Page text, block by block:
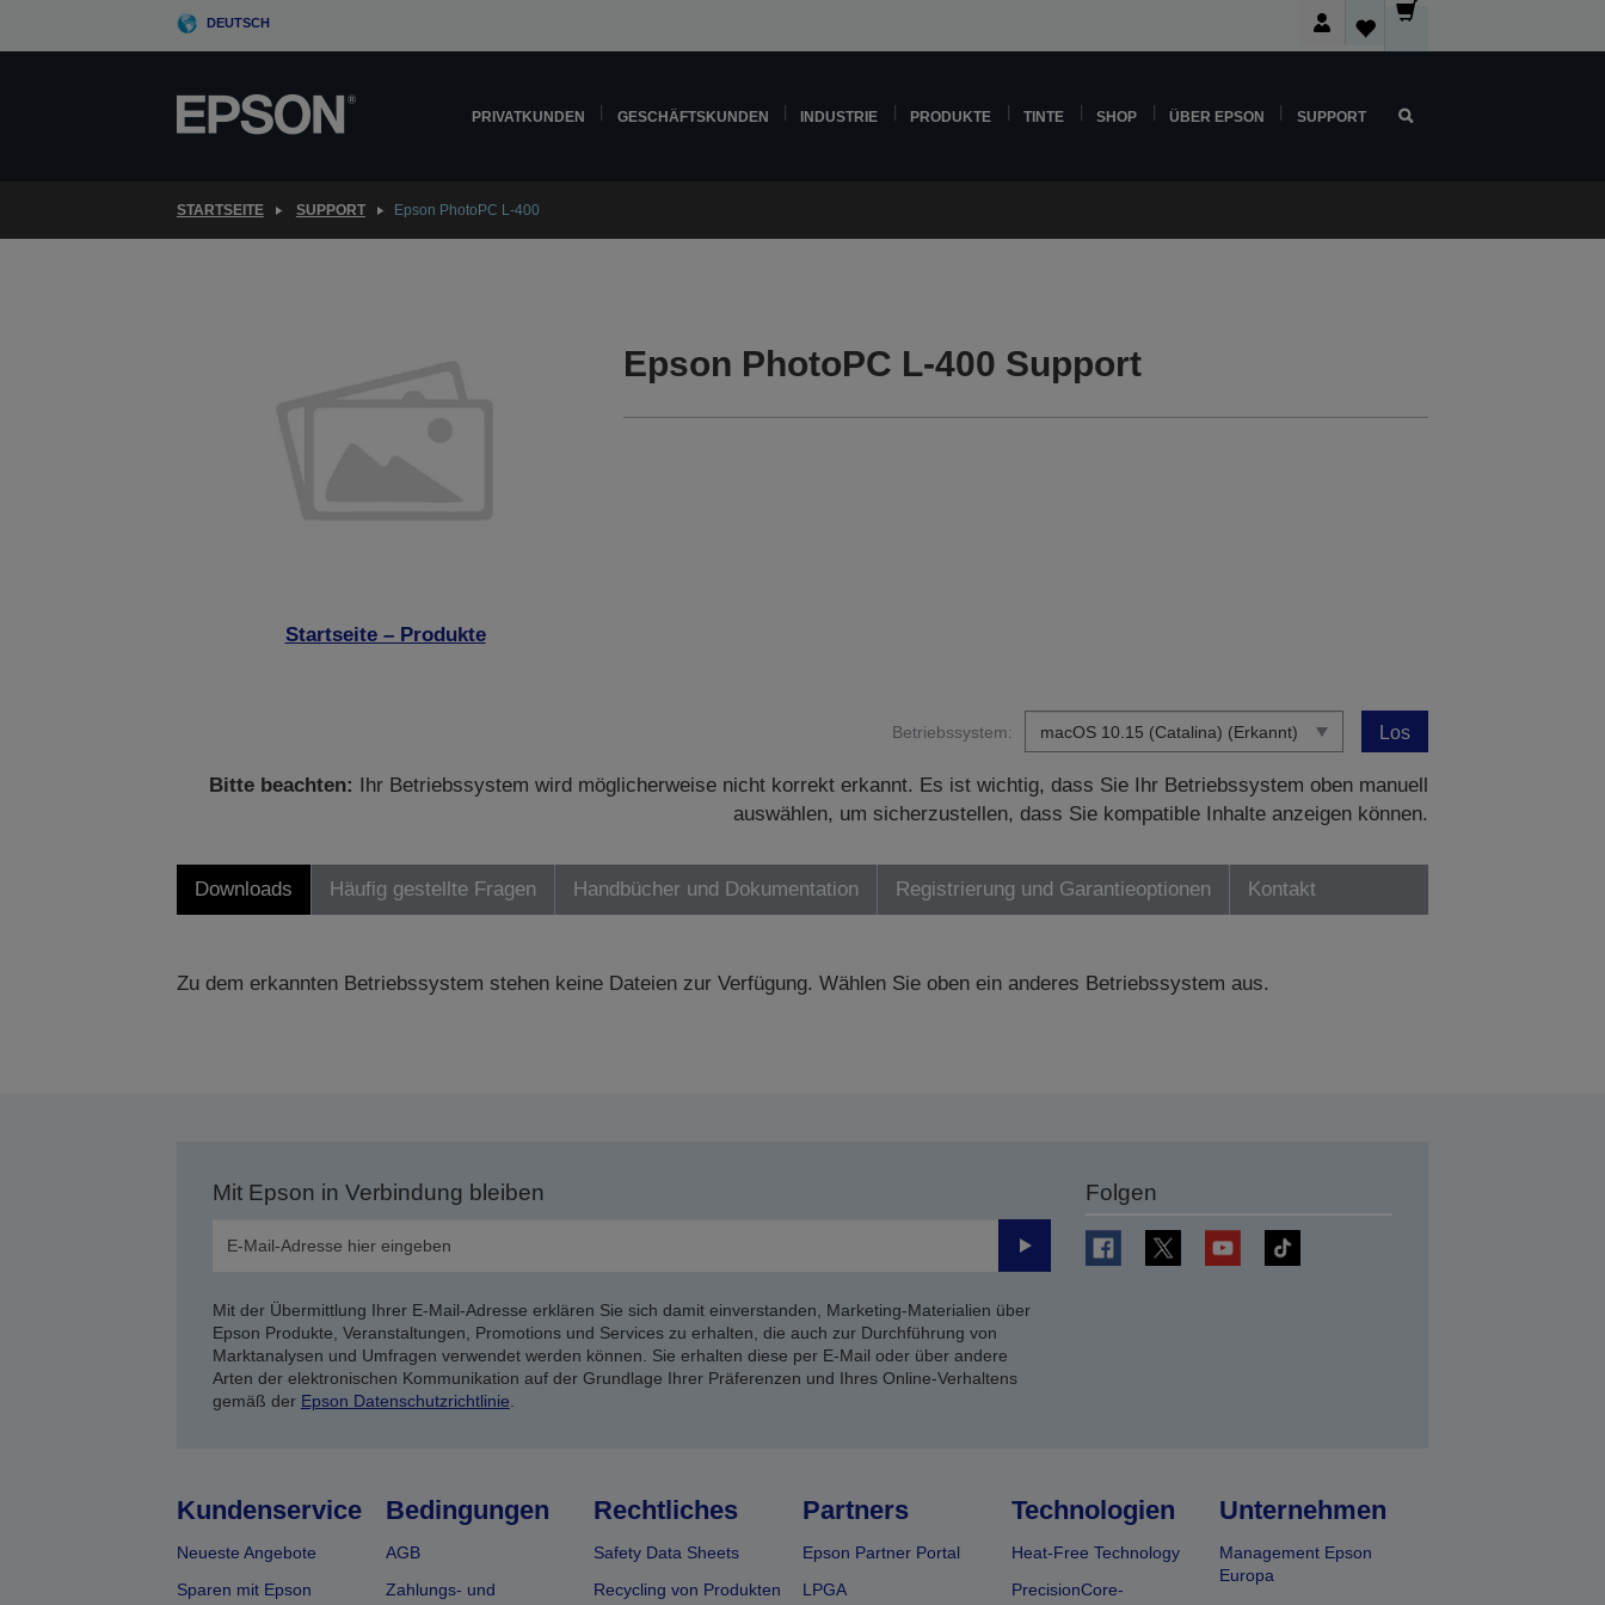
DEUTSCH
PRIVATKUNDEN GESCHÄFTSKUNDEN INDUSTRIE PRODUKTE TINTE SHOP ÜBER EPSON SUPPORT
STARTSEITE SUPPORT Epson PhotoPC L-400
Startseite – Produkte
Epson PhotoPC L-400 Support
Betriebssystem: Los
Bitte beachten:
Ihr Betriebssystem wird möglicherweise nicht korrekt erkannt. Es ist wichtig, dass Sie Ihr Betriebssystem oben manuell
auswählen, um sicherzustellen, dass Sie kompatible Inhalte anzeigen können.
Downloads Häufig gestellte Fragen Handbücher und Dokumentation Registrierung und Garantieoptionen Kontakt
Zu dem erkannten Betriebssystem stehen keine Dateien zur Verfügung. Wählen Sie oben ein anderes Betriebssystem aus.
Mit Epson in Verbindung bleiben
Senden
Mit der Übermittlung Ihrer E-Mail-Adresse erklären Sie sich damit einverstanden, Marketing-Materialien über
Epson Produkte, Veranstaltungen, Promotions und Services zu erhalten, die auch zur Durchführung von
Marktanalysen und Umfragen verwendet werden können. Sie erhalten diese per E-Mail oder über andere
Arten der elektronischen Kommunikation auf der Grundlage Ihrer Präferenzen und Ihres Online-Verhaltens
gemäß der Epson Datenschutzrichtlinie.
Folgen
Kundenservice
Neueste Angebote
Sparen mit Epson
Bedingungen
AGB
Zahlungs- und
Rechtliches
Safety Data Sheets
Recycling von Produkten
Partners
Epson Partner Portal
LPGA
Technologien
Heat-Free Technology
PrecisionCore-
Unternehmen
Management Epson
Europa